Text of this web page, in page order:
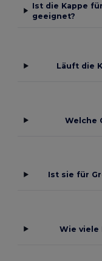
Ist die Kappe
geeignet?
Läuft die
Welche
Ist sie für
Wie viele